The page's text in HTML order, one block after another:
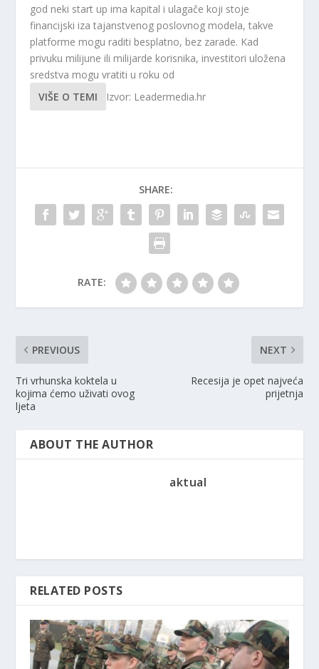
god neki start up ima kapital i ulagače koji stoje
financijski iza tajanstvenog poslovnog modela, takve
platforme mogu raditi besplatno, bez zarade. Kad
privuku milijune ili milijarde korisnika, investitori uložena
sredstva mogu vratiti u roku od
VIŠE O TEMI
Izvor: Leadermedia.hr
SHARE:
RATE:
PREVIOUS
Tri vrhunska koktela u
kojima ćemo uživati ​​ovog
ljeta
NEXT
Recesija je opet najveća
prijetnja
ABOUT THE AUTHOR
aktual
RELATED POSTS